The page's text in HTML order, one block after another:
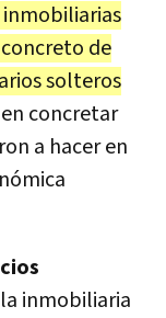
inmobiliarias
de
solteros
concretar
a hacer en
inmobiliaria